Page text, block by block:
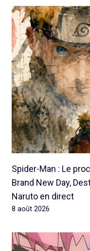
Spider-Man : Le
Brand New Day,
Naruto en direct
8 août 2026